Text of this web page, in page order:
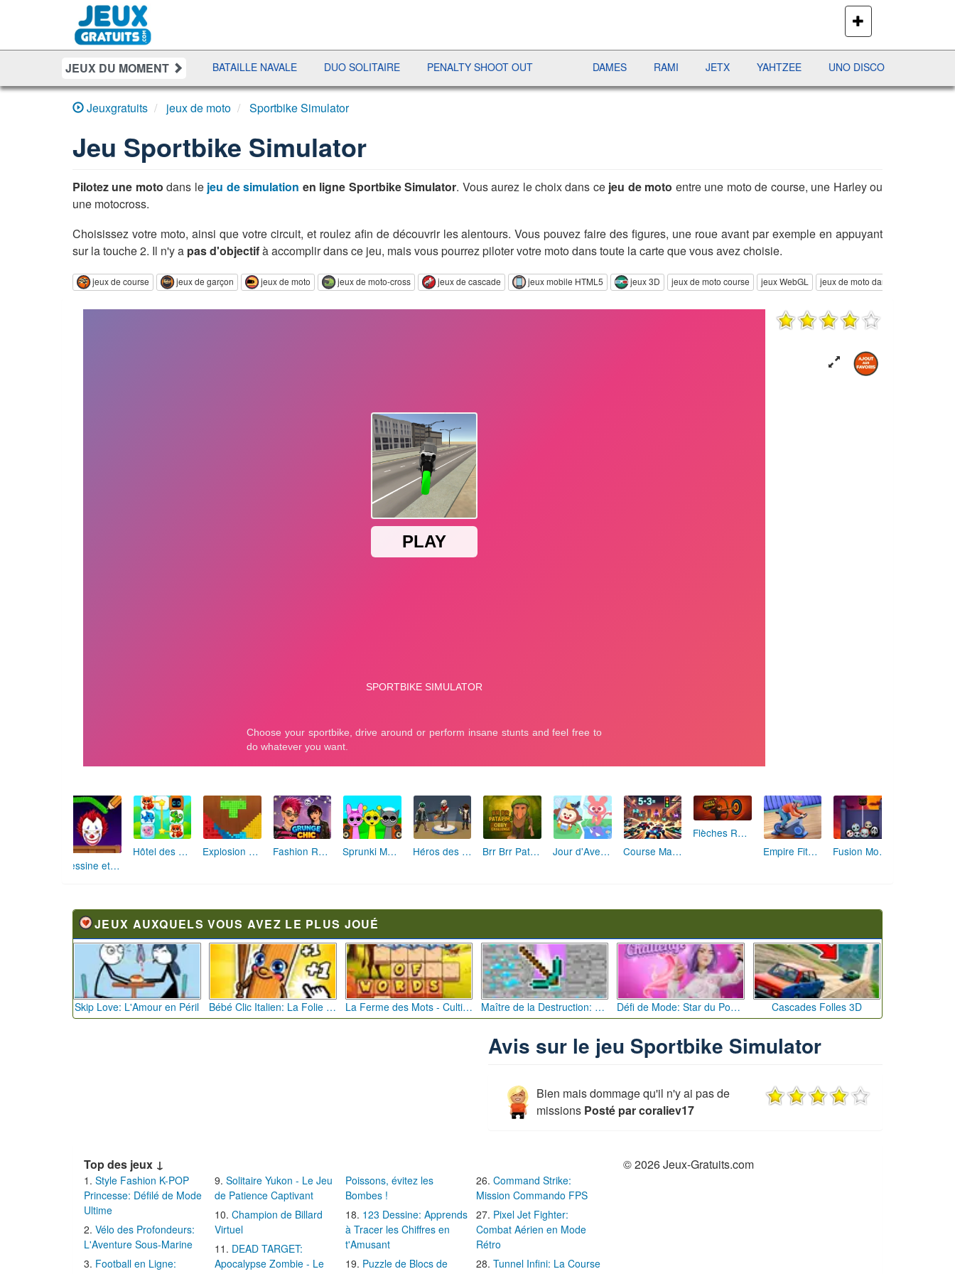
PLUS
DE
JEUX
JEUX DU MOMENT
SHERIFF POKER BATAILLE NAVALE DUO SOLITAIRE PENALTY SHOOT OUT RAMI JETX YAHTZEE UNO DISCO DÉFI MAHJONG
Jeuxgratuits jeux de moto Sportbike Simulator
Jeu Sportbike Simulator
Pilotez une moto dans le jeu de simulation en ligne Sportbike Simulator. Vous aurez le choix dans ce jeu de moto entre une moto de course, une Harley ou
une motocross.
Choisissez votre moto, ainsi que votre circuit, et roulez afin de découvrir les alentours. Vous pouvez faire des figures, une roue avant par exemple en appuyant
sur la touche 2. Il n'y a pas d'objectifà accomplir dans ce jeu, mais vous pourrez piloter votre moto dans toute la carte que vous avez choisie.
jeux de course jeux de garçon jeux de moto jeux de moto-cross jeux de cascade jeux mobile HTML5 jeux 3D jeux de moto course jeux WebGL jeux de moto dans la ville
Dessine et Écrase : Le Jeu des Monstres
Hôtel des Animaux de Rêve Explosion de Blocs de Sable Fashion Rebelle: Style Grunge Chic Sprunki Monster: Rythmes Musicaux Monstres Héros des Terres Hostiles Brr Brr Patapim: Le Défi Parkour Délirant Jour d'Aventure: Puzzles en Plein Air Course Mathématique: La Vitesse par les Chiffres
Flèches Rusées 2 : Visez Juste et Défiez la Rotation!
Empire Fitness - Simulateur de Salle de Sport
Fusion Monstrueuse d'Halloween
JEUX AUXQUELS VOUS AVEZ LE PLUS JOUÉ
Skip Love: L'Amour en Péril Bébé Clic Italien: La Folie des Petits Bambins La Ferme des Mots - Cultivez votre Vocabulaire Maître de la Destruction: Fusion de Pioches Défi de Mode: Star du Podium Cascades Folles 3D
Avis sur le jeu Sportbike Simulator
Bien mais dommage qu'il n'y ai pas de
missions Posté par coraliev17
Top des jeux ↓
Style Fashion K-POP
Princesse: Défilé de Mode
Ultime
Vélo des Profondeurs:
L'Aventure Sous-Marine
Football en Ligne:
Solitaire Yukon - Le Jeu
de Patience Captivant
Champion de Billard
Virtuel
DEAD TARGET:
Apocalypse Zombie - Le
Poissons, évitez les
Bombes !
123 Dessine: Apprends
à Tracer les Chiffres en
t'Amusant
Puzzle de Blocs de
Command Strike:
Mission Commando FPS
Pixel Jet Fighter:
Combat Aérien en Mode
Rétro
Tunnel Infini: La Course
© 2026 Jeux-Gratuits.com